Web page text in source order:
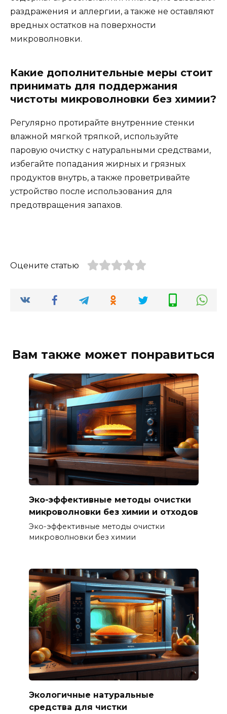
раздражения и аллергии, а также не оставляют
вредных остатков на поверхности
микроволновки.
Какие дополнительные меры стоит
принимать для поддержания
чистоты микроволновки без химии?
Регулярно протирайте внутренние стенки
влажной мягкой тряпкой, используйте
паровую очистку с натуральными средствами,
избегайте попадания жирных и грязных
продуктов внутрь, а также проветривайте
устройство после использования для
предотвращения запахов.
Оцените статью
Вам также может понравиться
Эко-эффективные методы очистки
микроволновки без химии и отходов
Эко-эффективные методы очистки
микроволновки без химии
Экологичные натуральные
средства для чистки